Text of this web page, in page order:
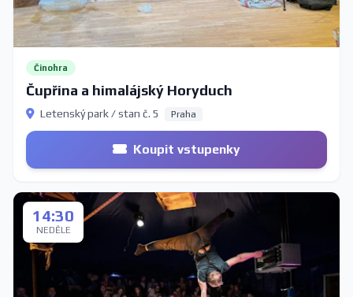
Činohra
Čupřina a himalájský Horyduch
Letenský park / stan č. 5 Praha
Koupit vstupenky
14:30
NEDĚLE